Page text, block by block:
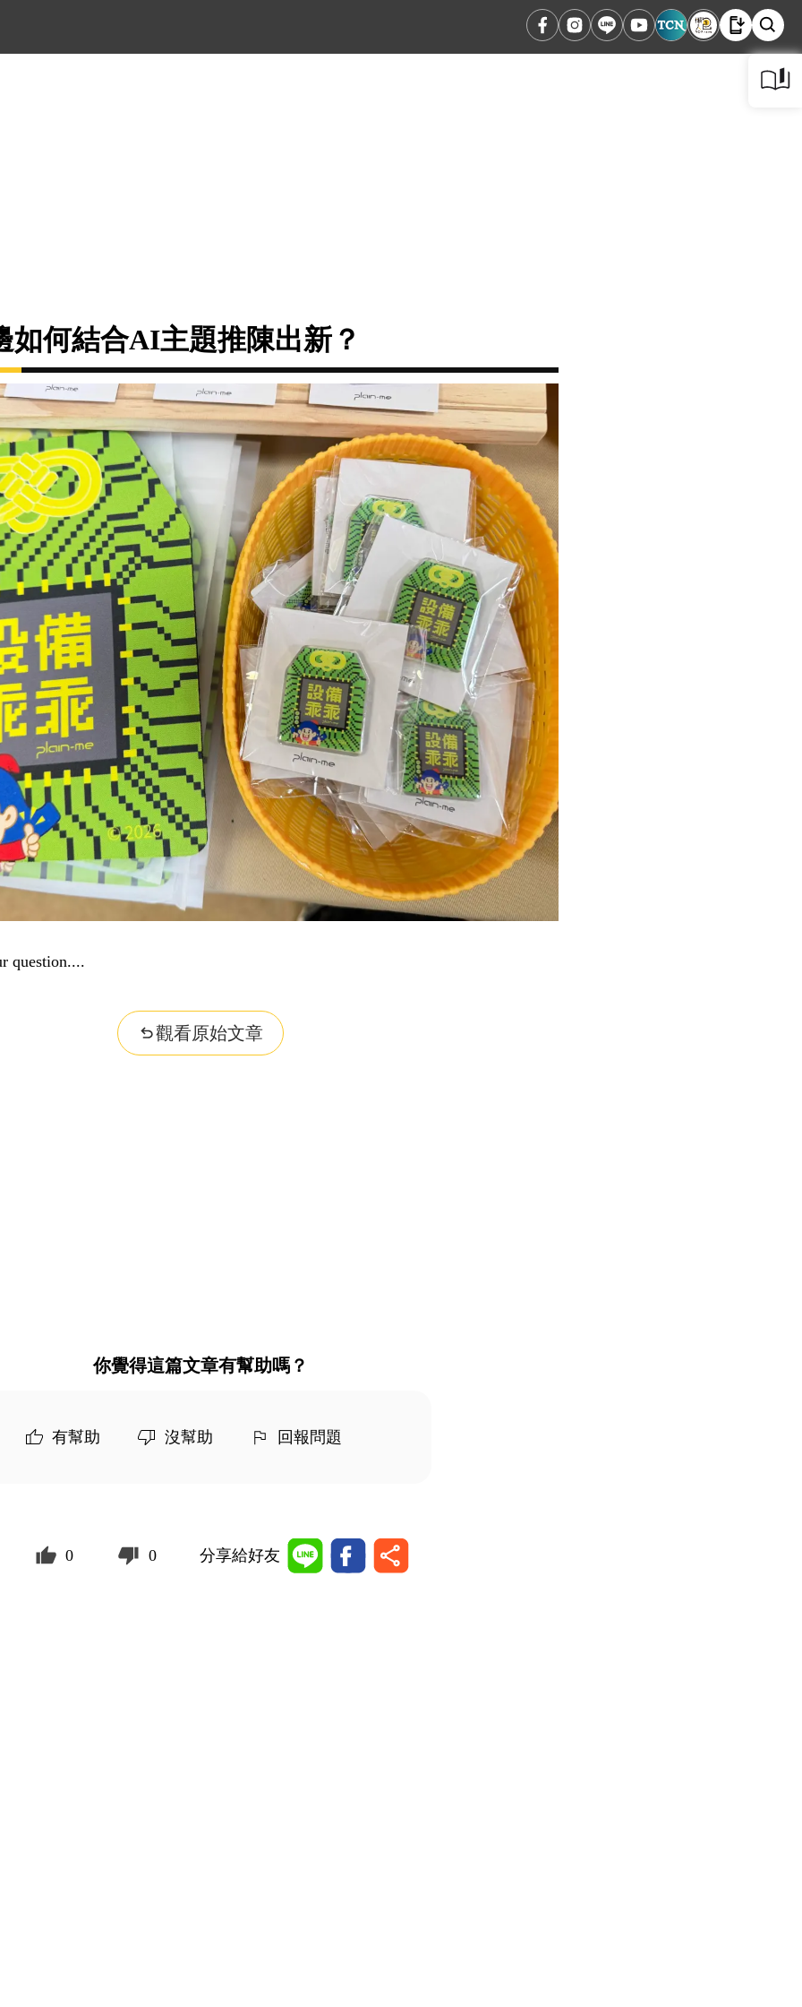
如何結合AI主題推陳出新？
question...
觀看原始文章
你覺得這篇文章有幫助嗎？
有幫助 沒幫助 回報問題
0 0 分享給好友